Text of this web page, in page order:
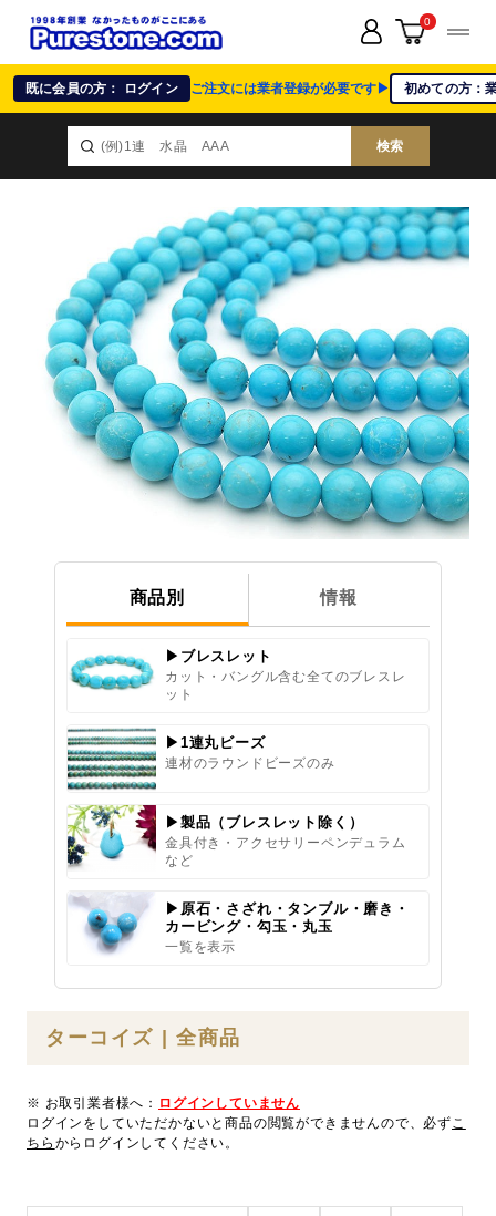
既に会員の方： ログイン ご注文には業者登録が必要です▶ 初めての方：
検索
0
商品別 情報
▶ブレスレット
カット・バングル含む全てのブレスレ
ット
▶1連丸ビーズ
連材のラウンドビーズのみ
▶製品（ブレスレット除く）
金具付き・アクセサリーペンデュラム
など
▶原石・さざれ・タンブル・磨き・
カービング・勾玉・丸玉
一覧を表示
ターコイズ | 全商品
※ お取引業者様へ： ログインしていません
ログインをしていただかないと商品の閲覧ができませんので、必ずこ
ちら からログインしてください。